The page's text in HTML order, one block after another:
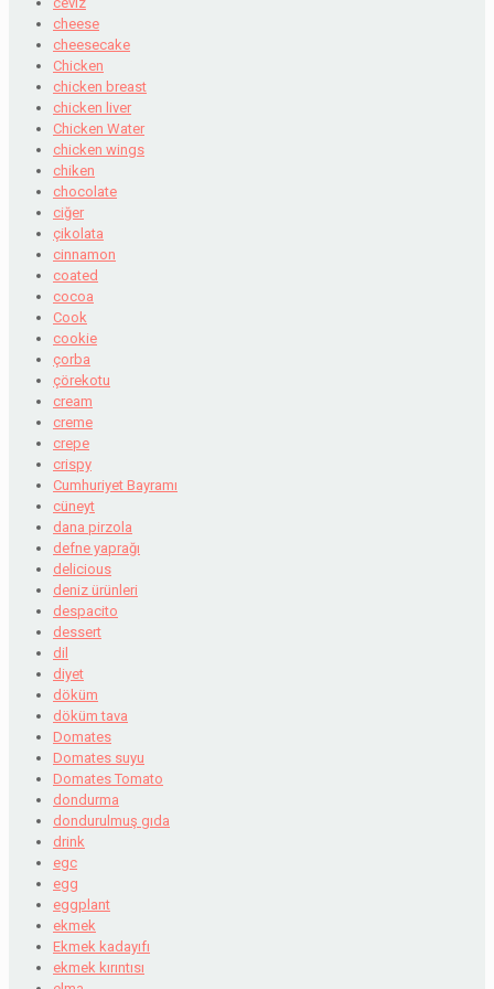
cheese
cheesecake
Chicken
chicken breast
chicken liver
Chicken Water
chicken wings
chiken
chocolate
ciğer
çikolata
cinnamon
coated
cocoa
Cook
cookie
çorba
çörekotu
cream
creme
crepe
crispy
Cumhuriyet Bayramı
cüneyt
dana pirzola
defne yaprağı
delicious
deniz ürünleri
despacito
dessert
dil
diyet
döküm
döküm tava
Domates
Domates suyu
Domates Tomato
dondurma
dondurulmuş gıda
drink
egc
egg
eggplant
ekmek
Ekmek kadayıfı
ekmek kırıntısı